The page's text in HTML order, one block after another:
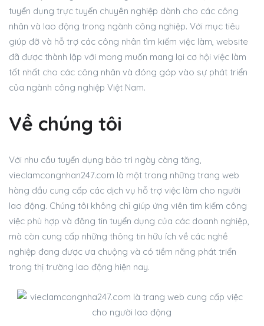
tuyển dụng trực tuyến chuyên nghiệp dành cho các công
nhân và lao động trong ngành công nghiệp. Với mục tiêu
giúp đỡ và hỗ trợ các công nhân tìm kiếm việc làm, website
đã được thành lập với mong muốn mang lại cơ hội việc làm
tốt nhất cho các công nhân và đóng góp vào sự phát triển
của ngành công nghiệp Việt Nam.
Về chúng tôi
Với nhu cầu tuyển dụng bảo trì ngày càng tăng,
vieclamcongnhan247.com là một trong những trang web
hàng đầu cung cấp các dịch vụ hỗ trợ việc làm cho người
lao động. Chúng tôi không chỉ giúp ứng viên tìm kiếm công
việc phù hợp và đăng tin tuyển dụng của các doanh nghiệp,
mà còn cung cấp những thông tin hữu ích về các nghề
nghiệp đang được ưa chuộng và có tiềm năng phát triển
trong thị trường lao động hiện nay.